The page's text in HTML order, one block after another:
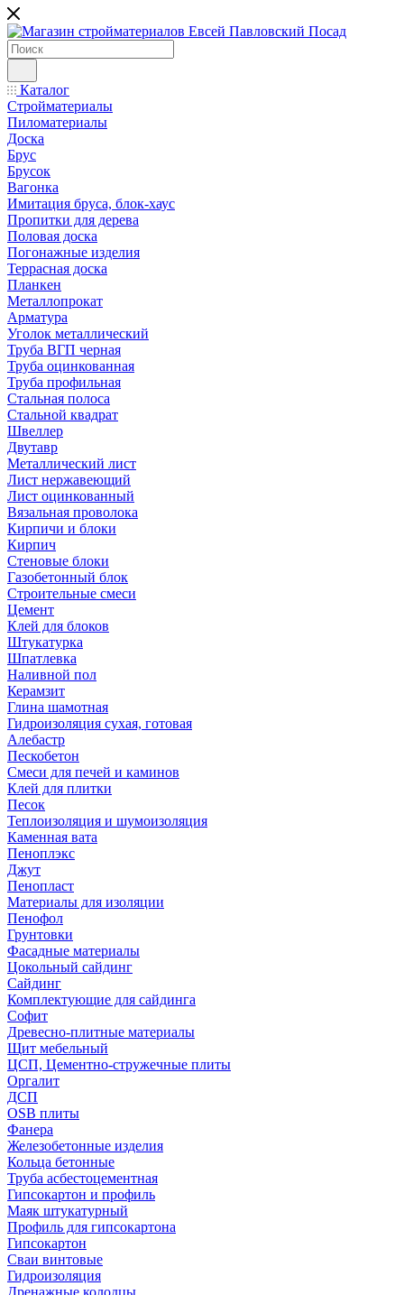
Каталог
Стройматериалы
Пиломатериалы
Доска
Брус
Брусок
Вагонка
Имитация бруса, блок-хаус
Пропитки для дерева
Половая доска
Погонажные изделия
Террасная доска
Планкен
Металлопрокат
Арматура
Уголок металлический
Труба ВГП черная
Труба оцинкованная
Труба профильная
Стальная полоса
Стальной квадрат
Швеллер
Двутавр
Металлический лист
Лист нержавеющий
Лист оцинкованный
Вязальная проволока
Кирпичи и блоки
Кирпич
Стеновые блоки
Газобетонный блок
Строительные смеси
Цемент
Клей для блоков
Штукатурка
Шпатлевка
Наливной пол
Керамзит
Глина шамотная
Гидроизоляция сухая, готовая
Алебастр
Пескобетон
Смеси для печей и каминов
Клей для плитки
Песок
Теплоизоляция и шумоизоляция
Каменная вата
Пеноплэкс
Джут
Пенопласт
Материалы для изоляции
Пенофол
Грунтовки
Фасадные материалы
Цокольный сайдинг
Сайдинг
Комплектующие для сайдинга
Софит
Древесно-плитные материалы
Щит мебельный
ЦСП, Цементно-стружечные плиты
Оргалит
ДСП
OSB плиты
Фанера
Железобетонные изделия
Кольца бетонные
Труба асбестоцементная
Гипсокартон и профиль
Маяк штукатурный
Профиль для гипсокартона
Гипсокартон
Сваи винтовые
Гидроизоляция
Дренажные колодцы